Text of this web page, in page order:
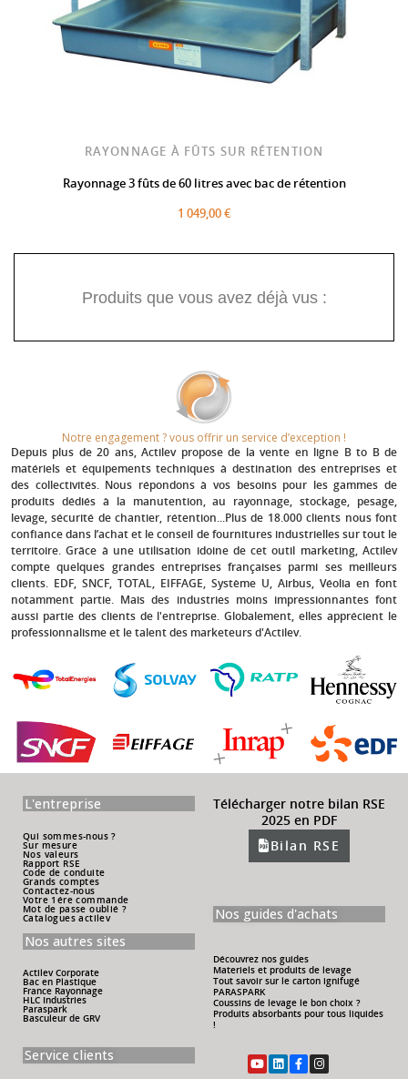
RAYONNAGE À FÛTS SUR RÉTENTION
Rayonnage 3 fûts de 60 litres avec bac de rétention
1 049,00 €
Produits que vous avez déjà vus :
Notre engagement ? vous offrir un service d’exception !​
Depuis plus de 20 ans, Actilev propose de la vente en ligne B to B de
matériels et équipements techniques à destination des entreprises et
des collectivités. Nous répondons à vos besoins pour les gammes de
produits dédiés à la manutention, au rayonnage, stockage, pesage,
levage, sécurité de chantier, rétention...Plus de 18.000 clients nous font
confiance dans l’achat et le conseil de fournitures industrielles sur tout le
territoire. Grâce à une utilisation idoine de cet outil marketing, Actilev
compte quelques grandes entreprises françaises parmi ses meilleurs
clients. EDF, SNCF, TOTAL, EIFFAGE, Système U, Airbus, Véolia en font
notamment partie. Mais des industries moins impressionnantes font
aussi partie des clients de l'entreprise. Globalement, elles apprécient le
professionnalisme et le talent des marketeurs d'Actilev.
L'entreprise
Qui sommes-nous ?
Sur mesure
Nos valeurs
Rapport RSE
Code de conduite
Grands comptes
Contactez-nous
Votre 1ére commande
Mot de passe oublié ?
Catalogues actilev
Télécharger notre bilan RSE
2025 en PDF
Bilan RSE
Nos autres sites
Actilev Corporate
Bac en Plastique
France Rayonnage
HLC Industries
Paraspark
Basculeur de GRV
Nos guides d'achats
Découvrez nos guides
Materiels et produits de levage
Tout savoir sur le carton ignifugé
PARASPARK
Coussins de levage le bon choix ?
Produits absorbants pour tous liquides
!
Service clients